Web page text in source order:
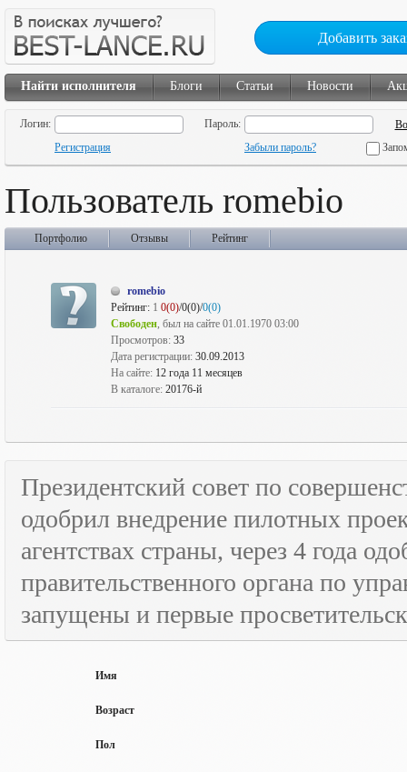
Добавить
Найти исполнителя Блоги Статьи Новости
Логин:
Пароль:
Регистрация
Забыли пароль?
Пользователь romebio
Портфолио Отзывы Рейтинг
romebio
Рейтинг: 1 0(0)/0(0)/0(0)
Свободен, был на сайте 01.01.1970 03:00
Просмотров: 33
Дата регистрации: 30.09.2013
На сайте: 12 года 11 месяцев
В каталоге: 20176-й
Президентский совет по
одобрил внедрение пилотных
агентствах страны, через 4 года
правительственного органа по
запущены и первые
Имя
Возраст
Пол